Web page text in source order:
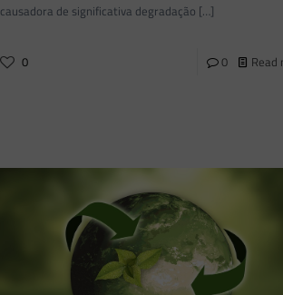
causadora de significativa degradação […]
0 0 Read